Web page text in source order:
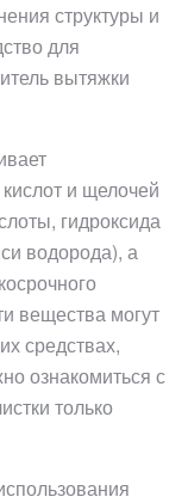
структуры и
для
вытяжки
и щелочей
гидроксида
водорода), а
вещества могут
средствах,
ознакомиться с
только